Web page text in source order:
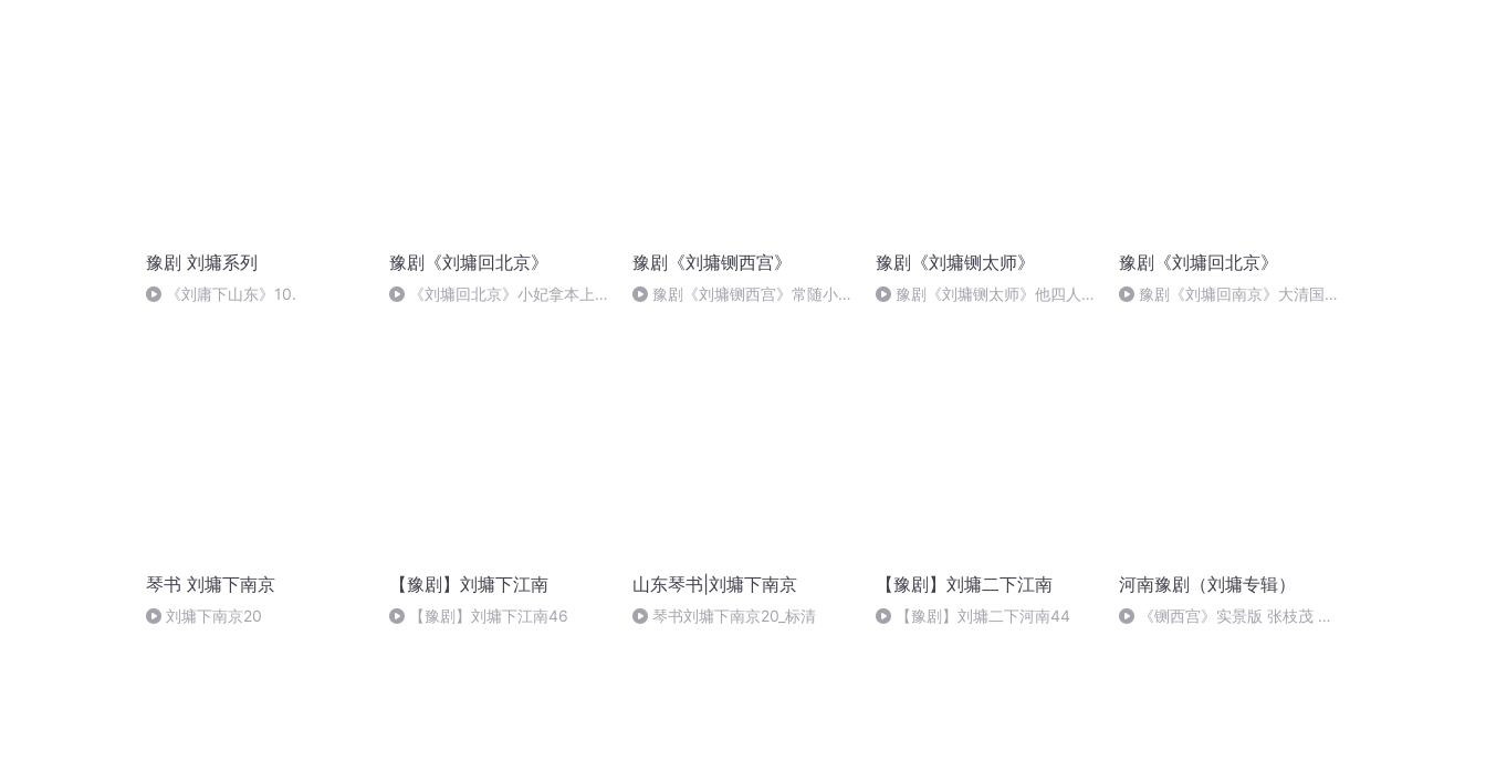
豫剧 刘墉系列
《刘庸下山东》10.
豫剧《刘墉回北京》
《刘墉回北京》小妃拿本上金
豫剧《刘墉铡西宫》
豫剧《刘墉铡西宫》常随小官
豫剧《刘墉铡太师》
豫剧《刘墉铡太师》他四人大
豫剧《刘墉回北京》
豫剧《刘墉回南京》大清国里
琴书 刘墉下南京
刘墉下南京20
【豫剧】刘墉下江南
【豫剧】刘墉下江南46
山东琴书|刘墉下南京
琴书刘墉下南京20_标清
【豫剧】刘墉二下江南
【豫剧】刘墉二下河南44
河南豫剧（刘墉专辑）
《铡西宫》实景版 张枝茂 赵